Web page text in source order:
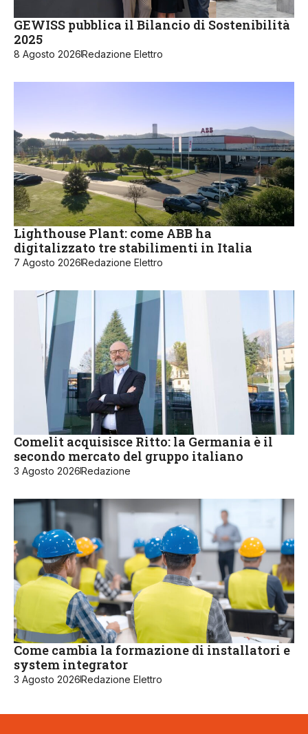
GEWISS pubblica il Bilancio di Sostenibilità
2025
8 Agosto 2026Redazione Elettro
Lighthouse Plant: come ABB ha
digitalizzato tre stabilimenti in Italia
7 Agosto 2026Redazione Elettro
Comelit acquisisce Ritto: la Germania è il
secondo mercato del gruppo italiano
3 Agosto 2026Redazione
Come cambia la formazione di installatori e
system integrator
3 Agosto 2026Redazione Elettro